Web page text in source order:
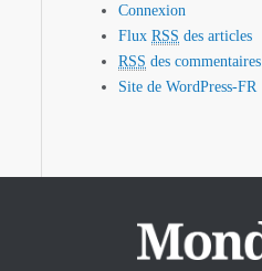
Connexion
FluxRSS des articles
RSS des commentaires
Site de WordPress-FR